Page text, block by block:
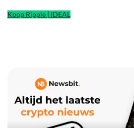
Koop Ripple | IDEAL